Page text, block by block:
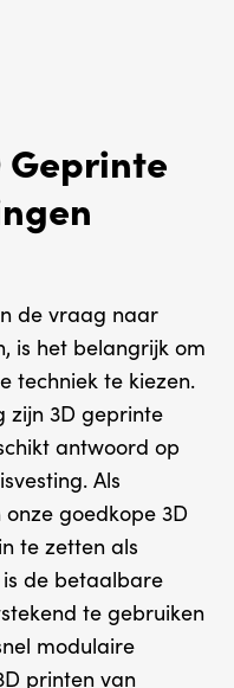
Geprinte
de vraag naar
is het belangrijk om
techniek te kiezen.
zijn 3D geprinte
antwoord op
Als
goedkope 3D
te zetten als
de betaalbare
te gebruiken
modulaire
printen van